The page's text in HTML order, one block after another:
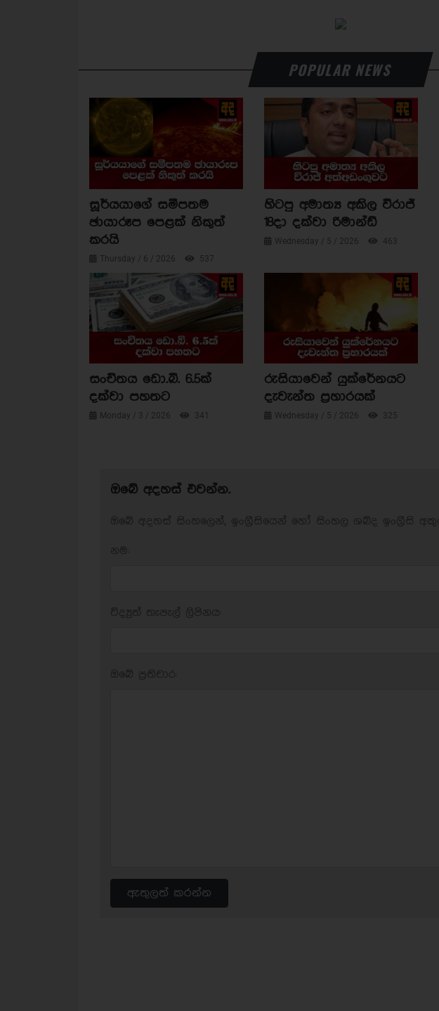
POPULAR NEWS
සූර්යයාගේ සමීපතම
ඡායාරූප පෙළක් නිකුත්
කරයි
Thursday / 6 / 2026 537
හිටපු අමාත්‍ය අකිල විරාජ්
18දා දක්වා රිමාන්ඩ්
Wednesday / 5 / 2026 463
සංචිතය ඩො.බි. 6.5ක්
දක්වා පහතට
Monday / 3 / 2026 341
රුසියාවෙන් යුක්රේනයට
දැවැන්ත ප්‍රහාරයක්
Wednesday / 5 / 2026 325
ඔබේ අදහස් එවන්න.
ඇතුලත් කරන්න